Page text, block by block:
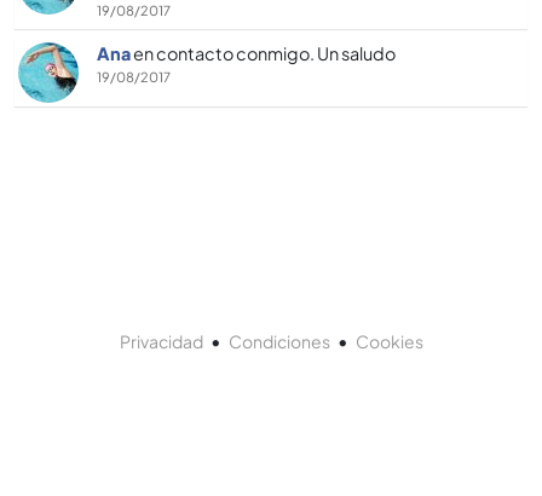
19/08/2017
Anaen contacto conmigo. Un saludo
19/08/2017
Privacidad• Condiciones• Cookies